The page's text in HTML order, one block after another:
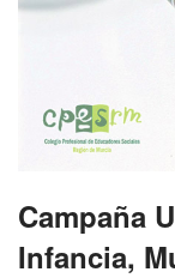
Campaña
Infancia,